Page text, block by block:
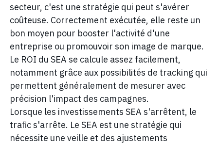
secteur, c'est une stratégie qui peut s'avérer
coûteuse. Correctement exécutée, elle reste un
bon moyen pour booster l'activité d'une
entreprise ou promouvoir son image de marque.
Le ROI du SEA se calcule assez facilement,
notamment grâce aux possibilités de tracking qui
permettent généralement de mesurer avec
précision l'impact des campagnes.
Lorsque les investissements SEA s'arrêtent, le
trafic s'arrête. Le SEA est une stratégie qui
nécessite une veille et des ajustements